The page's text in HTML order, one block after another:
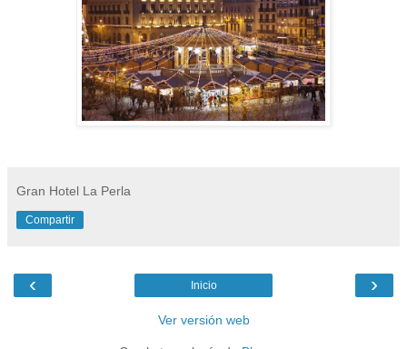
Gran Hotel La Perla
Compartir
‹ ›
Inicio
Ver versión web